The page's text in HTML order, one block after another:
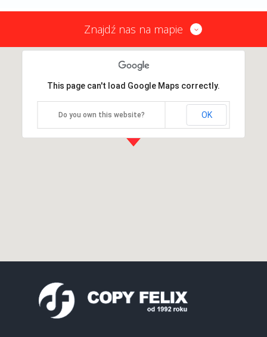
Znajdź nas na mapie
This page can't load Google Maps correctly.
Do you own this website? OK